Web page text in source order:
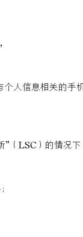
人信息相关的手机
（LSC）的情况下